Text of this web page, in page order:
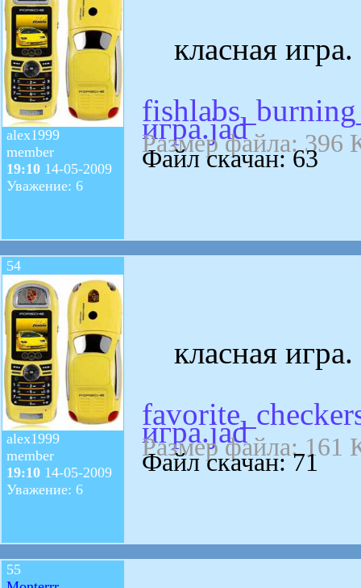
alex1999
member
19:10 14-05-2009
Уважение: 6
класная
игра.jad
Размер файла: 396
Файл скачан: 63
54
alex1999
member
19:10 14-05-2009
Уважение: 6
класная
игра.jad
Размер файла: 161
Файл скачан: 71
55